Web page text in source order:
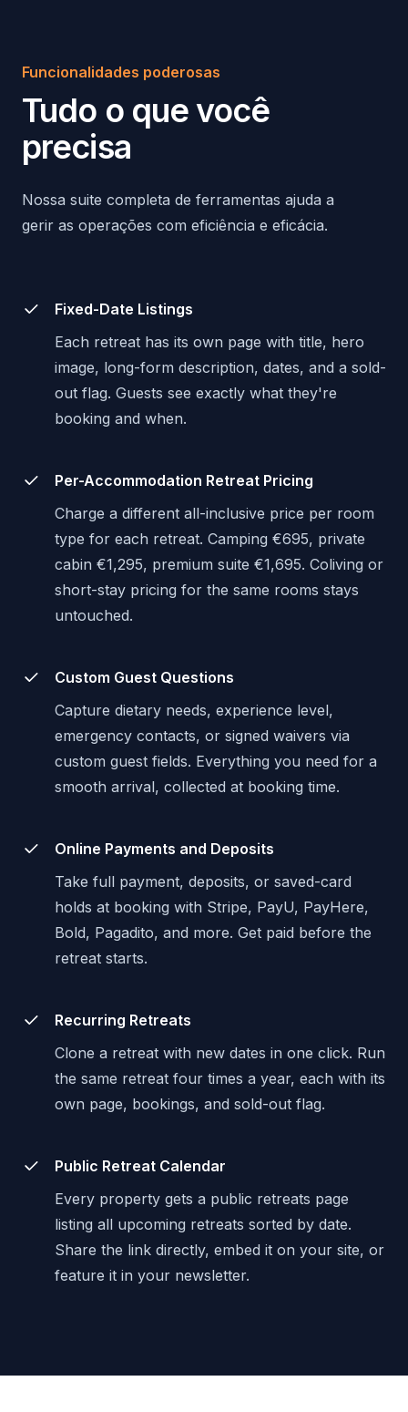
Funcionalidades poderosas
Tudo o que você
precisa
Nossa suite completa de ferramentas ajuda a
gerir as operações com eficiência e eficácia.
Fixed-Date Listings
Each retreat has its own page with title, hero
image, long-form description, dates, and a sold-
out flag. Guests see exactly what they're
booking and when.
Per-Accommodation Retreat Pricing
Charge a different all-inclusive price per room
type for each retreat. Camping €695, private
cabin €1,295, premium suite €1,695. Coliving or
short-stay pricing for the same rooms stays
untouched.
Custom Guest Questions
Capture dietary needs, experience level,
emergency contacts, or signed waivers via
custom guest fields. Everything you need for a
smooth arrival, collected at booking time.
Online Payments and Deposits
Take full payment, deposits, or saved-card
holds at booking with Stripe, PayU, PayHere,
Bold, Pagadito, and more. Get paid before the
retreat starts.
Recurring Retreats
Clone a retreat with new dates in one click. Run
the same retreat four times a year, each with its
own page, bookings, and sold-out flag.
Public Retreat Calendar
Every property gets a public retreats page
listing all upcoming retreats sorted by date.
Share the link directly, embed it on your site, or
feature it in your newsletter.